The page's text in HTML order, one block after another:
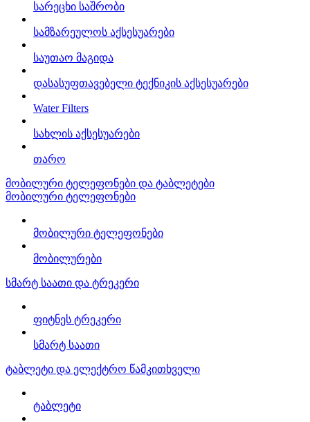
სარეცხი საშრობი
სამზარეულოს აქსესუარები
საუთაო მაგიდა
დასასუფთავებელი ტექნიკის აქსესუარები
Water Filters
სახლის აქსესუარები
თარო
მობილური ტელეფონები და ტაბლეტები
მობილური ტელეფონები
მობილური ტელეფონები
მობილურები
სმარტ საათი და ტრეკერი
ფიტნეს ტრეკერი
სმარტ საათი
ტაბლეტი და ელექტრო წამკითხველი
ტაბლეტი